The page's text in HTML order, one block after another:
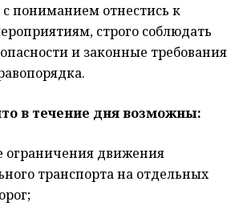
с пониманием отнестись к
строго соблюдать
и законные требования
в течение дня возможны:
ограничения движения
транспорта на отдельных